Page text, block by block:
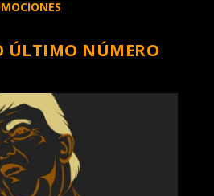
ÚLTIMO NÚMERO